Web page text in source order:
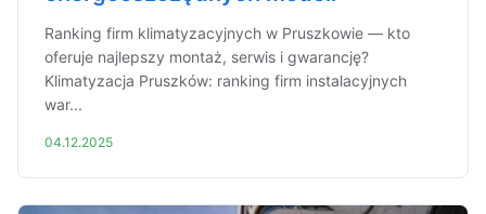
Ranking firm klimatyzacyjnych w Pruszkowie — kto
oferuje najlepszy montaż, serwis i gwarancję?
Klimatyzacja Pruszków: ranking firm instalacyjnych
war...
04.12.2025